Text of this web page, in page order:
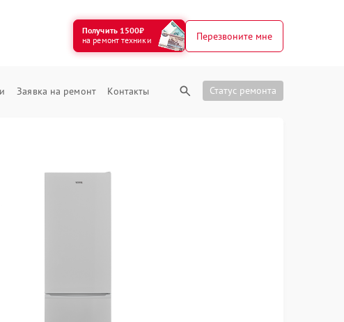
Получить 1500₽
на ремонт техники
Перезвоните мне
Заявка на ремонт Контакты Статус ремонта